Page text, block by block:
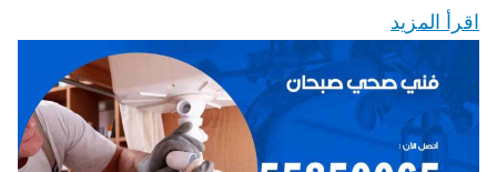
اقرأ المزيد